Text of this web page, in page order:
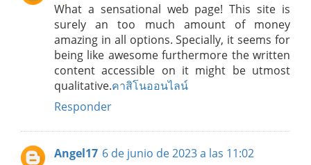
What a sensational web page! This site is
surely an too much amount of money
amazing in all options. Specially, it seems for
being like awesome furthermore the written
content accessible on it might be utmost
qualitative.คาสิโนออนไลน์
Responder
Angel17 6 de junio de 2023 a las 11:02